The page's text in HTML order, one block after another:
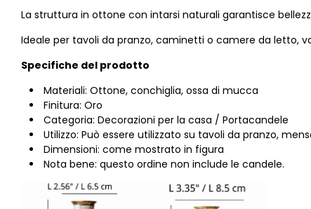
La struttura in ottone con intarsi naturali garantisce
Ideale per tavoli da pranzo, caminetti o camere da letto,
Specifiche del prodotto
Materiali: Ottone, conchiglia, ossa di mucca
Finitura: Oro
Categoria: Decorazioni per la casa / Portacandele
Utilizzo: Può essere utilizzato su tavoli da pranzo,
Dimensioni: come mostrato in figura
Nota bene: questo ordine non include le candele.